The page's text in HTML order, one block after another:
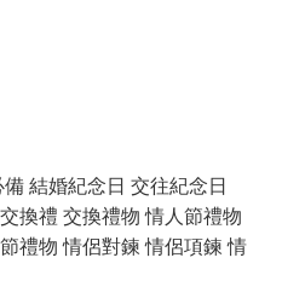
結婚紀念日 交往紀念日
換禮 交換禮物 情人節禮物
禮物 情侶對鍊 情侶項鍊 情